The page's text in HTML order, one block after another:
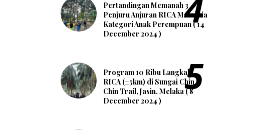
Pertandingan Memanah 3
Penjuru Anjuran RICA Malaysia
Kategori Anak Perempuan ( 14
December 2024 )
Program 10 Ribu Langkah
RICA (±5km) di Sungai Chin
Chin Trail, Jasin, Melaka ( 8
December 2024 )